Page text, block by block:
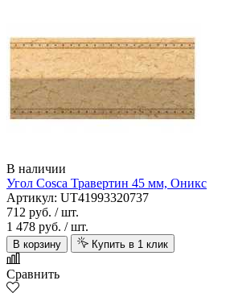
В наличии
Угол Cosca Травертин 45 мм, Оникс
Артикул: UT41993320737
712 руб. / шт.
1 478 руб. / шт.
В корзину Купить в 1 клик
Сравнить